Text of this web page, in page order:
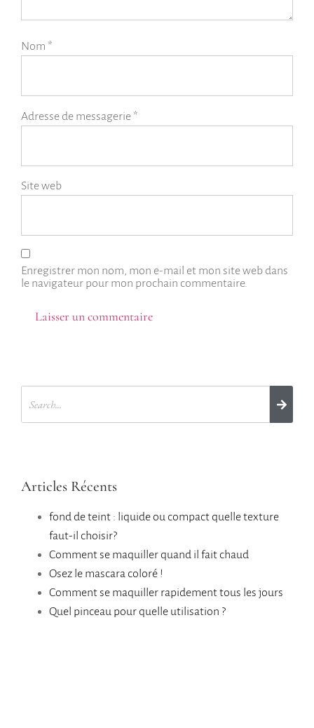
Nom *
Adresse de messagerie *
Site web
Enregistrer mon nom, mon e-mail et mon site web dans
le navigateur pour mon prochain commentaire.
Articles Récents
fond de teint : liquide ou compact quelle texture
faut-il choisir?
Comment se maquiller quand il fait chaud
Osez le mascara coloré !
Comment se maquiller rapidement tous les jours
Quel pinceau pour quelle utilisation ?